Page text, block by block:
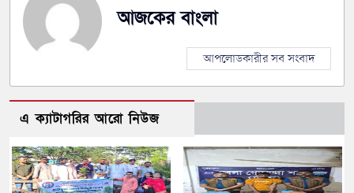
আজকের বাংলা
আপলোডকারীর সব সংবাদ
এ ক্যাটাগরির আরো নিউজ